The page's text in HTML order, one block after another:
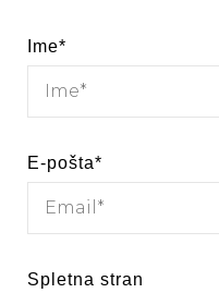
Ime*
E-pošta*
Spletna stran